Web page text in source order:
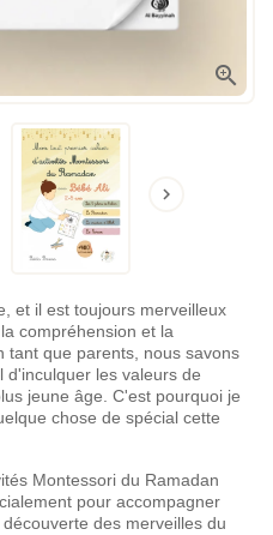


et il est toujours merveilleux
compréhension et la
tant que parents, nous savons
d'inculquer les valeurs de
jeune âge. C'est pourquoi je
chose de spécial cette
Montessori du Ramadan
pour accompagner
des merveilles du